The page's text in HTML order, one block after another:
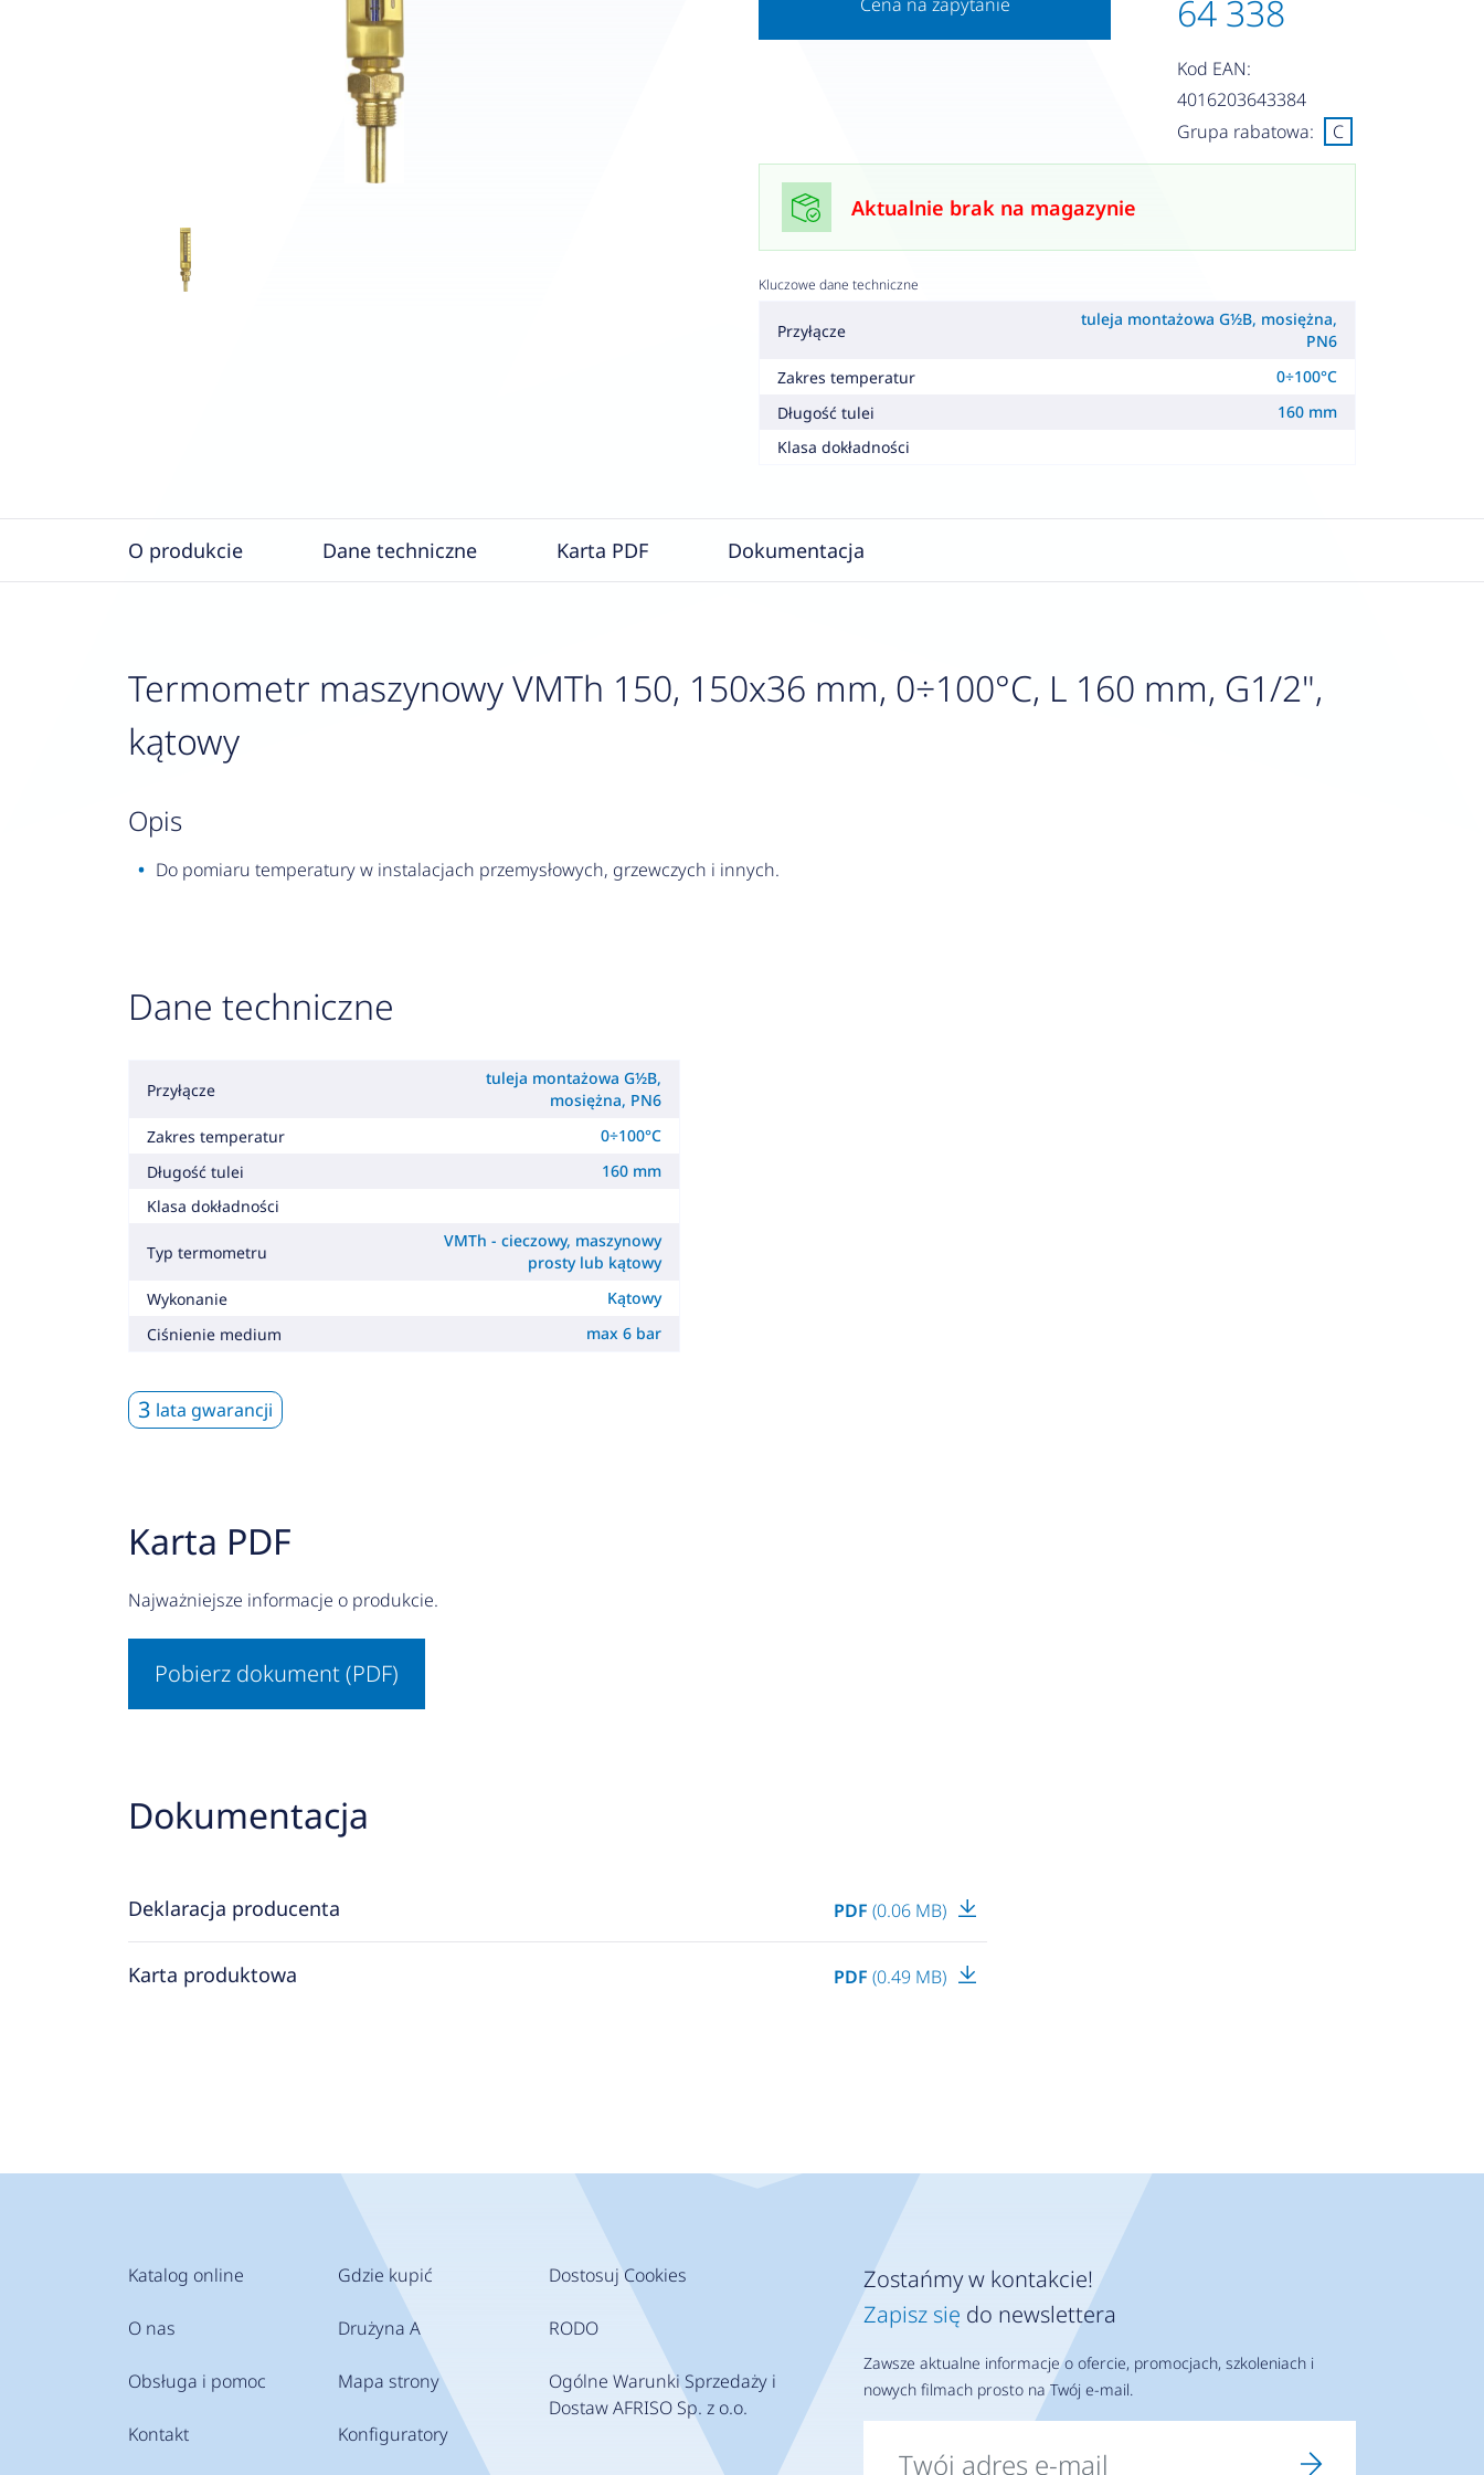
64 338
Kod EAN:
4016203643384
Grupa rabatowa:
C
Aktualnie brak na magazynie
Kluczowe dane techniczne
Przyłącze
tuleja montażowa G½B, mosiężna,
PN6
Zakres temperatur
0÷100°C
Długość tulei
160 mm
Klasa dokładności
O produkcie Dane techniczne Karta PDF Dokumentacja
Termometr maszynowy VMTh 150, 150x36 mm, 0÷100°C, L 160 mm, G1/2",
kątowy
opis
Do pomiaru temperatury w instalacjach przemysłowych, grzewczych i innych.
Dane techniczne
Przyłącze
tuleja montażowa G½B,
mosiężna, PN6
Zakres temperatur
0÷100°C
Długość tulei
160 mm
Klasa dokładności
Typ termometru
VMTh - cieczowy, maszynowy
prosty lub kątowy
Wykonanie
Kątowy
Ciśnienie medium
max 6 bar
3 lata gwarancji
Karta PDF
Najważniejsze informacje o produkcie.
Pobierz dokument (PDF)
Dokumentacja
Deklaracja producenta PDF (0.06 MB)
Karta produktowa PDF (0.49 MB)
Katalog online
O nas
Obsługa i pomoc
Kontakt
Gdzie kupić
Drużyna A
Mapa strony
Konfiguratory
Dostosuj Cookies
RODO
Ogólne Warunki Sprzedaży i
Dostaw AFRISO Sp. z o.o.
Zostańmy w kontakcie!
Zapisz się do newslettera
Zawsze aktualne informacje o ofercie, promocjach, szkoleniach i
nowych filmach prosto na Twój e-mail.